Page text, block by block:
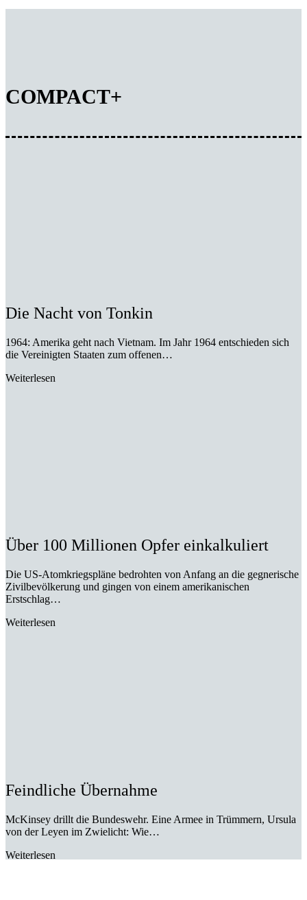
COMPACT+
Die Nacht von Tonkin
1964: Amerika geht nach Vietnam. Im Jahr 1964 entschieden sich
die Vereinigten Staaten zum offenen…
Weiterlesen
Über 100 Millionen Opfer einkalkuliert
Die US-Atomkriegspläne bedrohten von Anfang an die gegnerische
Zivilbevölkerung und gingen von einem amerikanischen
Erstschlag…
Weiterlesen
Feindliche Übernahme
McKinsey drillt die Bundeswehr. Eine Armee in Trümmern, Ursula
von der Leyen im Zwielicht: Wie…
Weiterlesen